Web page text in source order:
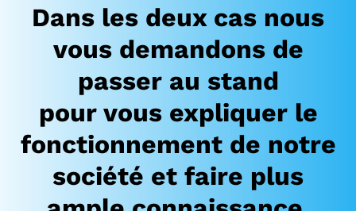
Dans les deux cas nous
vous demandons de
passer au stand
pour vous expliquer le
fonctionnement de notre
société et faire plus